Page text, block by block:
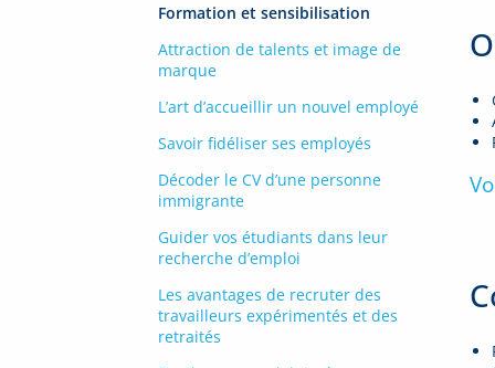
Formation et sensibilisation
Attraction de talents et image de
marque
L’art d’accueillir un nouvel employé
Savoir fidéliser ses employés
Décoder le CV d’une personne
immigrante
Guider vos étudiants dans leur
recherche d’emploi
Les avantages de recruter des
travailleurs expérimentés et des
retraités